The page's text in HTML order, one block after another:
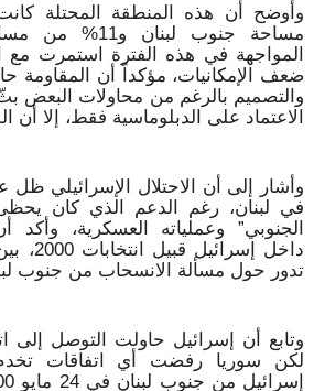
مساحة جنوب
المواجهة في هذه الفترة استمرت مع
ضعف الإمكانيات، مؤكداً أن المقاومة
والتصميم بالرغم من محاولات البعض
الاعتماد على الدبلوماسية فقط، إلا
وأشار إلى أن الاحتلال الإسرائيلي
في لبنان، رغم الدعم الذي كان
الجنوبي” وعملياته العسكرية، وأكد
داخل
تدور حول مسألة الانسحاب من جنوب
وتابع أن إسرائيل حاولت التوصل إلى
لكن سوريا رفضت أي اتفاقات تخدم